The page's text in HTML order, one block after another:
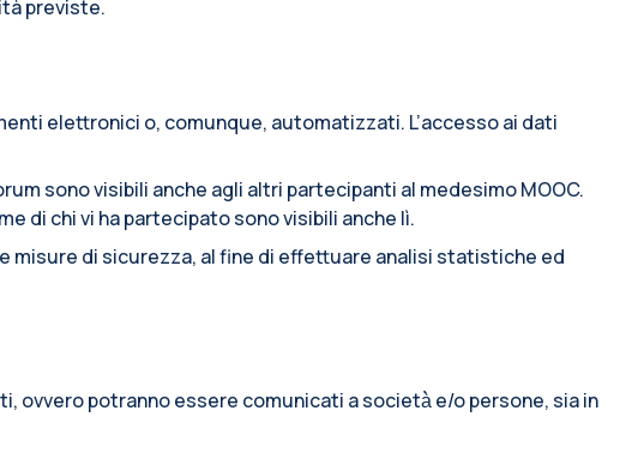
previste.
elettronici o, comunque, automatizzati. L’accesso ai dati
sono visibili anche agli altri partecipanti al medesimo MOOC.
di chi vi ha partecipato sono visibili anche lì.
di sicurezza, al fine di effettuare analisi statistiche ed
ovvero potranno essere comunicati a società̀ e/o persone, sia in